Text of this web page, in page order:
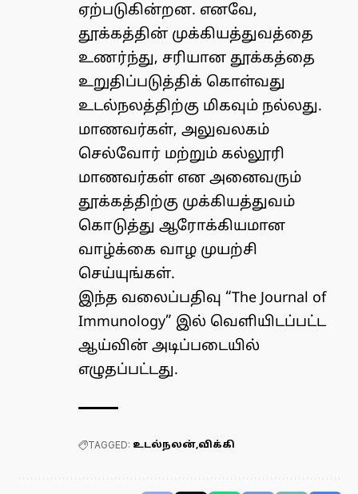
ஏற்படுகின்றன. எனவே,
தூக்கத்தின் முக்கியத்துவத்தை
உணர்ந்து, சரியான தூக்கத்தை
உறுதிப்படுத்திக் கொள்வது
உடல்நலத்திற்கு மிகவும் நல்லது.
மாணவர்கள், அலுவலகம்
செல்வோர் மற்றும் கல்லூரி
மாணவர்கள் என அனைவரும்
தூக்கத்திற்கு முக்கியத்துவம்
கொடுத்து ஆரோக்கியமான
வாழ்க்கை வாழ முயற்சி
செய்யுங்கள்.
இந்த வலைப்பதிவு “The Journal of
Immunology” இல் வெளியிடப்பட்ட
ஆய்வின் அடிப்படையில்
எழுதப்பட்டது.
TAGGED: உடல்நலன் விக்கி